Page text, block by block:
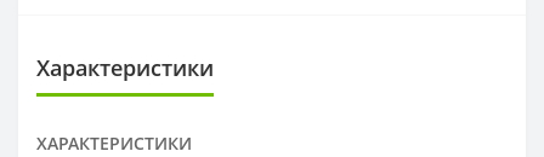
Характеристики
ХАРАКТЕРИСТИКИ